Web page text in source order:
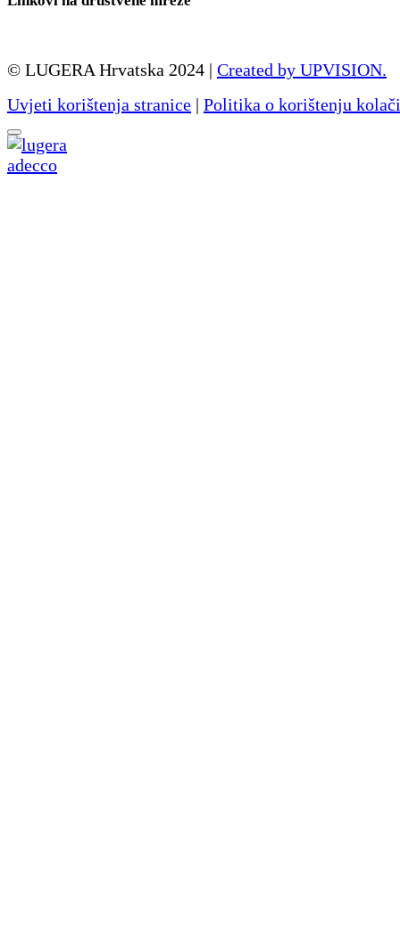
© LUGERA Hrvatska 2024 | Created by UPVISION.
Uvjeti korištenja stranice | Politika o korištenju